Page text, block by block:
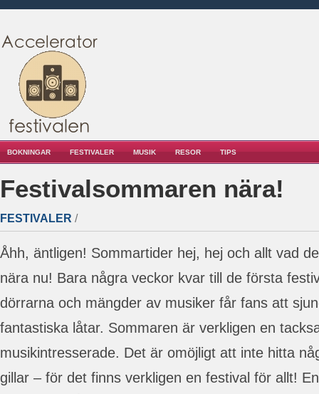
BOKNINGAR FESTIVALER MUSIK RESOR TIPS
Festivalsommaren nära!
FESTIVALER /
Åhh, äntligen! Sommartider hej, hej och allt vad
nära nu! Bara några veckor kvar till de första
dörrarna och mängder av musiker får fans att
fantastiska låtar. Sommaren är verkligen en
musikintresserade. Det är omöjligt att inte hitta
gillar – för det finns verkligen en festival för allt!